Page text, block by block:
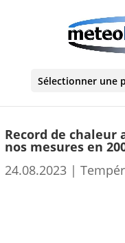
Sélectionner une
Record de chaleur
nos mesures en
24.08.2023|